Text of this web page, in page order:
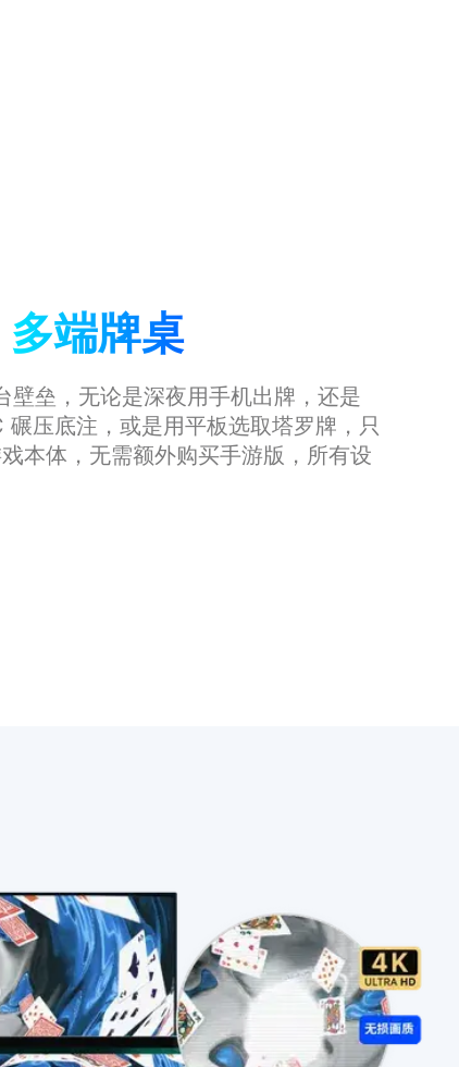
多端牌桌
壁垒，无论是深夜用手机出牌，还是
碾压底注，或是用平板选取塔罗牌，只
本体，无需额外购买手游版，所有设